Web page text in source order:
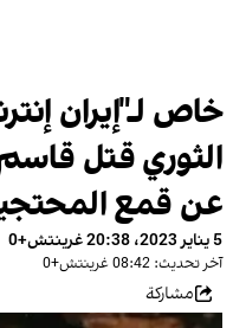
خاص لـ"إيران
الثوري قتل
عن قمع
5 يناير 2023، 20:38 غرينتش+0
آخر تحديث: 08:42 غرينتش+0
مشاركة